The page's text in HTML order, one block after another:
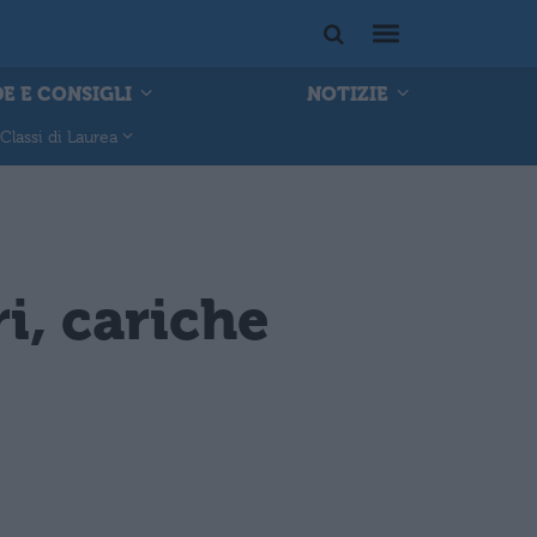
E CONSIGLI NOTIZIE
Classi di Laurea
cariche